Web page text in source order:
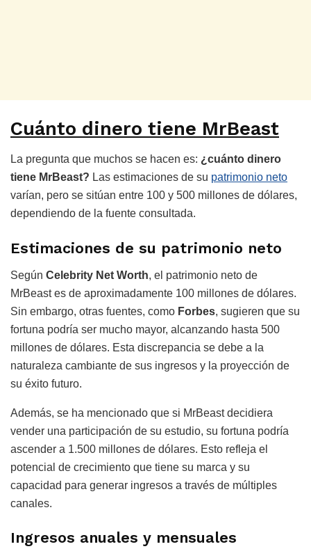
Cuánto dinero tiene MrBeast
La pregunta que muchos se hacen es: ¿cuánto dinero
tiene MrBeast? Las estimaciones de su patrimonio neto
varían, pero se sitúan entre 100 y 500 millones de dólares,
dependiendo de la fuente consultada.
Estimaciones de su patrimonio neto
Según Celebrity Net Worth, el patrimonio neto de
MrBeast es de aproximadamente 100 millones de dólares.
Sin embargo, otras fuentes, como Forbes, sugieren que su
fortuna podría ser mucho mayor, alcanzando hasta 500
millones de dólares. Esta discrepancia se debe a la
naturaleza cambiante de sus ingresos y la proyección de
su éxito futuro.
Además, se ha mencionado que si MrBeast decidiera
vender una participación de su estudio, su fortuna podría
ascender a 1.500 millones de dólares. Esto refleja el
potencial de crecimiento que tiene su marca y su
capacidad para generar ingresos a través de múltiples
canales.
Ingresos anuales y mensuales